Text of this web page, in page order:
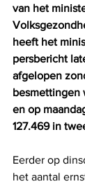
van het
heeft het
persbericht
afgelopen
besmettingen
en op
127.469 in
Eerder op
het aantal